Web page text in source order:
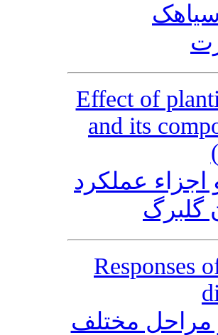
Effect of
and its
اجزاء عملکرد
گلبرگ
Responses
مراحل مختلف